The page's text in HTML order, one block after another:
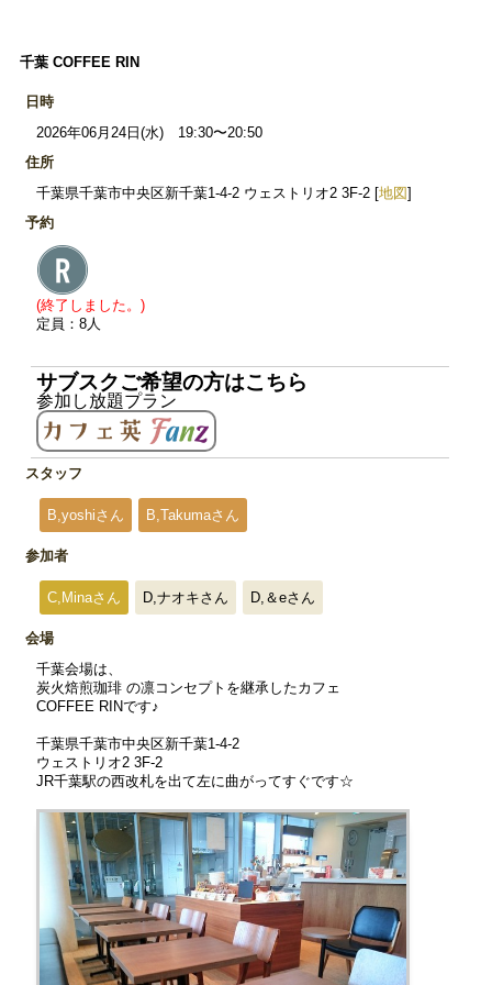
千葉 COFFEE RIN
日時
2026年06月24日(水) 19:30〜20:50
住所
千葉県千葉市中央区新千葉1-4-2 ウェストリオ2 3F-2 [地図]
予約
(終了しました。)
定員：8人
サブスクご希望の方はこちら
参加し放題プラン
スタッフ
B,yoshiさん B,Takumaさん
参加者
C,Minaさん D,ナオキさん D,＆eさん
会場
千葉会場は、
炭火焙煎珈琲 の凛コンセプトを継承したカフェ
COFFEE RINです♪
千葉県千葉市中央区新千葉1-4-2
ウェストリオ2 3F-2
JR千葉駅の西改札を出て左に曲がってすぐです☆